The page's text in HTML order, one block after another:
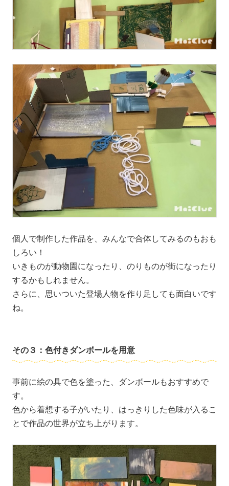
個人で制作した作品を、みんなで合体してみるのもおも
しろい！
いきものが動物園になったり、のりものが街になったり
するかもしれません。
さらに、思いついた登場人物を作り足しても面白いです
ね。
その３：色付きダンボールを用意
事前に絵の具で色を塗った、ダンボールもおすすめで
す。
色から着想する子がいたり、はっきりした色味が入るこ
とで作品の世界が立ち上がります。